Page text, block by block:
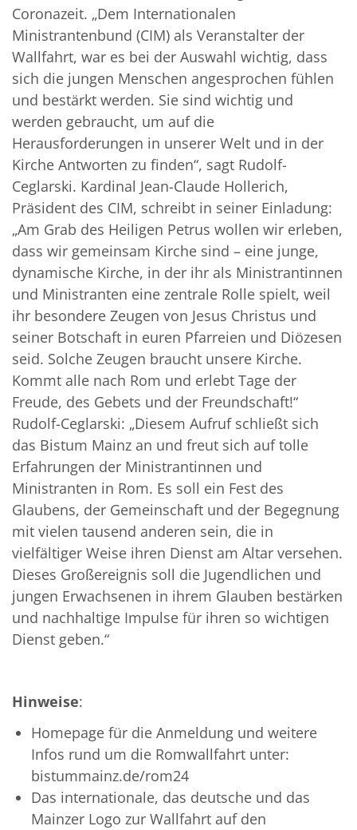
Coronazeit. „Dem Internationalen
Ministrantenbund (CIM) als Veranstalter der
Wallfahrt, war es bei der Auswahl wichtig, dass
sich die jungen Menschen angesprochen fühlen
und bestärkt werden. Sie sind wichtig und
werden gebraucht, um auf die
Herausforderungen in unserer Welt und in der
Kirche Antworten zu finden“, sagt Rudolf-
Ceglarski. Kardinal Jean-Claude Hollerich,
Präsident des CIM, schreibt in seiner Einladung:
„Am Grab des Heiligen Petrus wollen wir erleben,
dass wir gemeinsam Kirche sind – eine junge,
dynamische Kirche, in der ihr als Ministrantinnen
und Ministranten eine zentrale Rolle spielt, weil
ihr besondere Zeugen von Jesus Christus und
seiner Botschaft in euren Pfarreien und Diözesen
seid. Solche Zeugen braucht unsere Kirche.
Kommt alle nach Rom und erlebt Tage der
Freude, des Gebets und der Freundschaft!“
Rudolf-Ceglarski: „Diesem Aufruf schließt sich
das Bistum Mainz an und freut sich auf tolle
Erfahrungen der Ministrantinnen und
Ministranten in Rom. Es soll ein Fest des
Glaubens, der Gemeinschaft und der Begegnung
mit vielen tausend anderen sein, die in
vielfältiger Weise ihren Dienst am Altar versehen.
Dieses Großereignis soll die Jugendlichen und
jungen Erwachsenen in ihrem Glauben bestärken
und nachhaltige Impulse für ihren so wichtigen
Dienst geben.“
Hinweise:
Homepage für die Anmeldung und weitere
Infos rund um die Romwallfahrt unter:
bistummainz.de/rom24
Das internationale, das deutsche und das
Mainzer Logo zur Wallfahrt auf den